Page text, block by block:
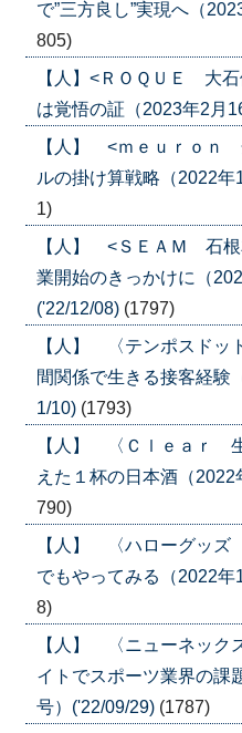
で”三方良し”実現へ（
805)
【人】<ＲＯＱＵＥ 大
は覚悟の証（2023年2月
【人】 <ｍｅｕｒｏｎ
ルの掛け算戦略（2022
1)
【人】 <ＳＥＡＭ 石根
業開始のきっかけに（
('22/12/08) (1797)
【人】 〈テンポスドッ
間関係で生きる接客経験
1/10) (1793)
【人】 〈Ｃｌｅａｒ
えた１杯の日本酒（
790)
【人】 〈ハローグッズ
でもやってみる（2022
8)
【人】 〈ニューネック
イトでスポーツ業界の課
号）('22/09/29) (1787)